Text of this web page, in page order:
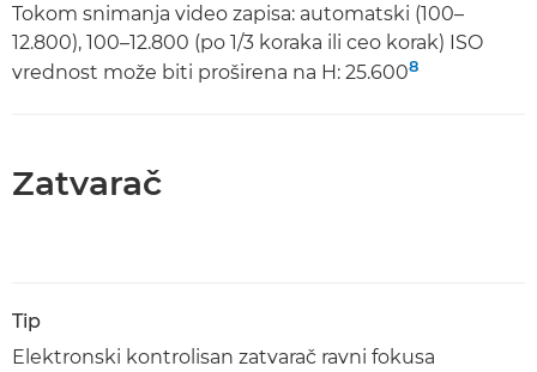
Tokom snimanja video zapisa: automatski (100–
12.800), 100–12.800 (po 1/3 koraka ili ceo korak) ISO
vrednost može biti proširena na H: 25.6008
Zatvarač
Tip
Elektronski kontrolisan zatvarač ravni fokusa